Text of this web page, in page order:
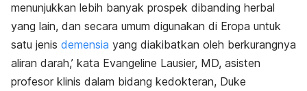
menunjukkan lebih banyak prospek dibanding herbal
yang lain, dan secara umum digunakan di Eropa untuk
satu jenis demensia yang diakibatkan oleh berkurangnya
aliran darah,’ kata Evangeline Lausier, MD, asisten
profesor klinis dalam bidang kedokteran, Duke